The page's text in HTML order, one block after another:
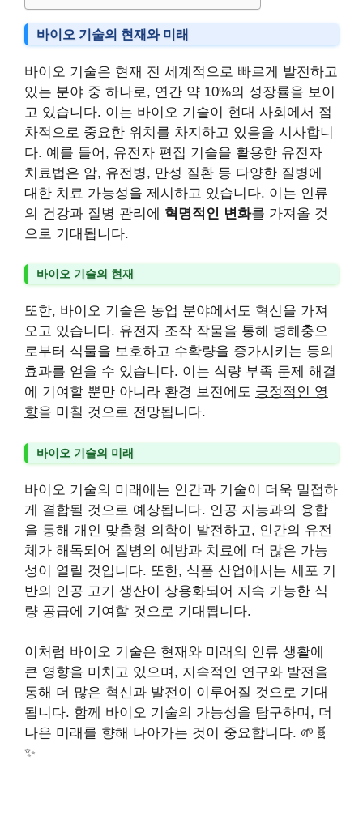
바이오 기술의 현재와 미래
바이오 기술은 현재 전 세계적으로 빠르게 발전하고
있는 분야 중 하나로, 연간 약 10%의 성장률을 보이
고 있습니다. 이는 바이오 기술이 현대 사회에서 점
차적으로 중요한 위치를 차지하고 있음을 시사합니
다. 예를 들어, 유전자 편집 기술을 활용한 유전자
치료법은 암, 유전병, 만성 질환 등 다양한 질병에
대한 치료 가능성을 제시하고 있습니다. 이는 인류
의 건강과 질병 관리에 혁명적인 변화를 가져올 것
으로 기대됩니다.
바이오 기술의 현재
또한, 바이오 기술은 농업 분야에서도 혁신을 가져
오고 있습니다. 유전자 조작 작물을 통해 병해충으
로부터 식물을 보호하고 수확량을 증가시키는 등의
효과를 얻을 수 있습니다. 이는 식량 부족 문제 해결
에 기여할 뿐만 아니라 환경 보전에도 긍정적인 영
향을 미칠 것으로 전망됩니다.
바이오 기술의 미래
바이오 기술의 미래에는 인간과 기술이 더욱 밀접하
게 결합될 것으로 예상됩니다. 인공 지능과의 융합
을 통해 개인 맞춤형 의학이 발전하고, 인간의 유전
체가 해독되어 질병의 예방과 치료에 더 많은 가능
성이 열릴 것입니다. 또한, 식품 산업에서는 세포 기
반의 인공 고기 생산이 상용화되어 지속 가능한 식
량 공급에 기여할 것으로 기대됩니다.
이처럼 바이오 기술은 현재와 미래의 인류 생활에
큰 영향을 미치고 있으며, 지속적인 연구와 발전을
통해 더 많은 혁신과 발전이 이루어질 것으로 기대
됩니다. 함께 바이오 기술의 가능성을 탐구하며, 더
나은 미래를 향해 나아가는 것이 중요합니다. 🌱🧬
✨